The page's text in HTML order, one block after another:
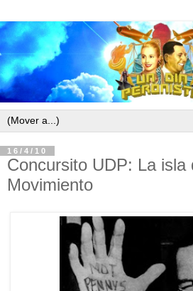
16/4/10
Concursito UDP: La isla
Movimiento